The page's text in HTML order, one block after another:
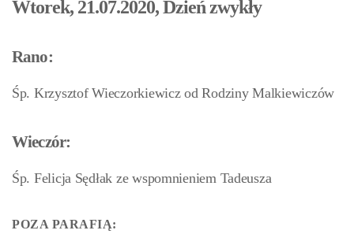
Wtorek, 21.07.2020, Dzień zwykły
Rano:
Śp. Krzysztof Wieczorkiewicz od Rodziny Malkiewiczów
Wieczór:
Śp. Felicja Sędłak ze wspomnieniem Tadeusza
POZA PARAFIĄ: